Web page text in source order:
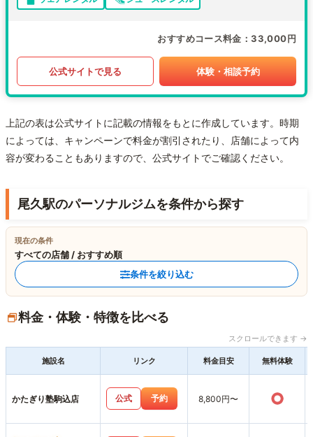
おすすめコース料金 33,000円
公式サイトで見る 体験・相談予約
上記の表は公式サイトに記載の情報をもとに作成しています。時期
によっては、キャンペーンで料金が割引されたり、店舗によって内
容が変わることもありますので、公式サイトでご確認ください。
尾久駅のパーソナルジムを条件から探す
現在の条件
すべての店舗 / おすすめ順
条件を絞り込む
料金・体験・特徴を比べる
スクロールできます →
施設名 リンク 料金目安 無料体験
かたぎり塾駒込店 公式 予約 8,800円〜 ○